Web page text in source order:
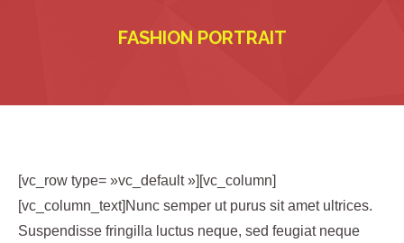
windowFASHION PORTRAIT
[vc_row type= »vc_default »][vc_column]
[vc_column_text]Nunc semper ut purus sit amet ultrices.
Suspendisse fringilla luctus neque, sed feugiat neque